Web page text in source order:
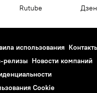
Rutube Дзен
использования
релизы Новости компаний
Cookie